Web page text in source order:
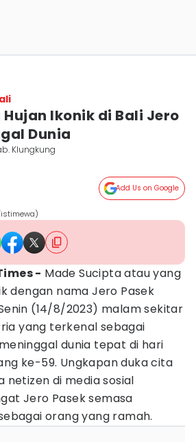
Ikonik di Bali Jero
Dunia
Klungkung
Add Us on Google
istimewa)
- Made Sucipta atau yang
dengan nama Jero Pasek
(14/8/2023) malam sekitar
yang terkenal sebagai
dunia tepat di hari
ke-59. Ungkapan duka cita
netizen di media sosial
Jero Pasek semasa
orang yang ramah.